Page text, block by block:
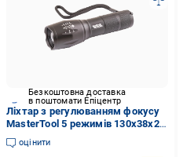
Безкоштовна доставка
в поштомати Епіцентр
Ліхтар з регулюванням фокусу
MasterTool 5 режимів 130х38х28
мм CREE XM-L T6 LED
3хAAA/1х18650 AL (94-0819)
оцінити